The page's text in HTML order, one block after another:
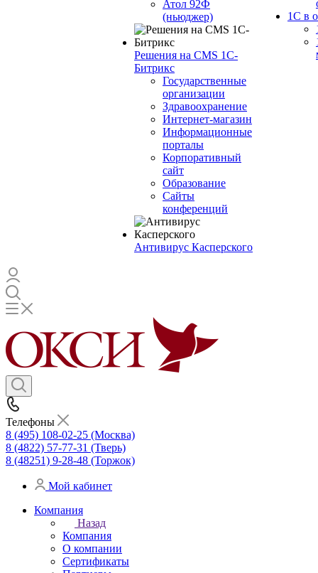
Атол 92Ф
(ньюджер)
Решения на CMS 1С-
Битрикс
Государственные
организации
Здравоохранение
Интернет-магазин
Информационные
порталы
Корпоративный
сайт
Образование
Сайты
конференций
Антивирус Касперского
1С в
Телефоны
8 (495) 108-02-25 (Москва)
8 (4822) 57-77-31 (Тверь)
8 (48251) 9-28-48 (Торжок)
Мой кабинет
Компания
Назад
Компания
О компании
Сертификаты